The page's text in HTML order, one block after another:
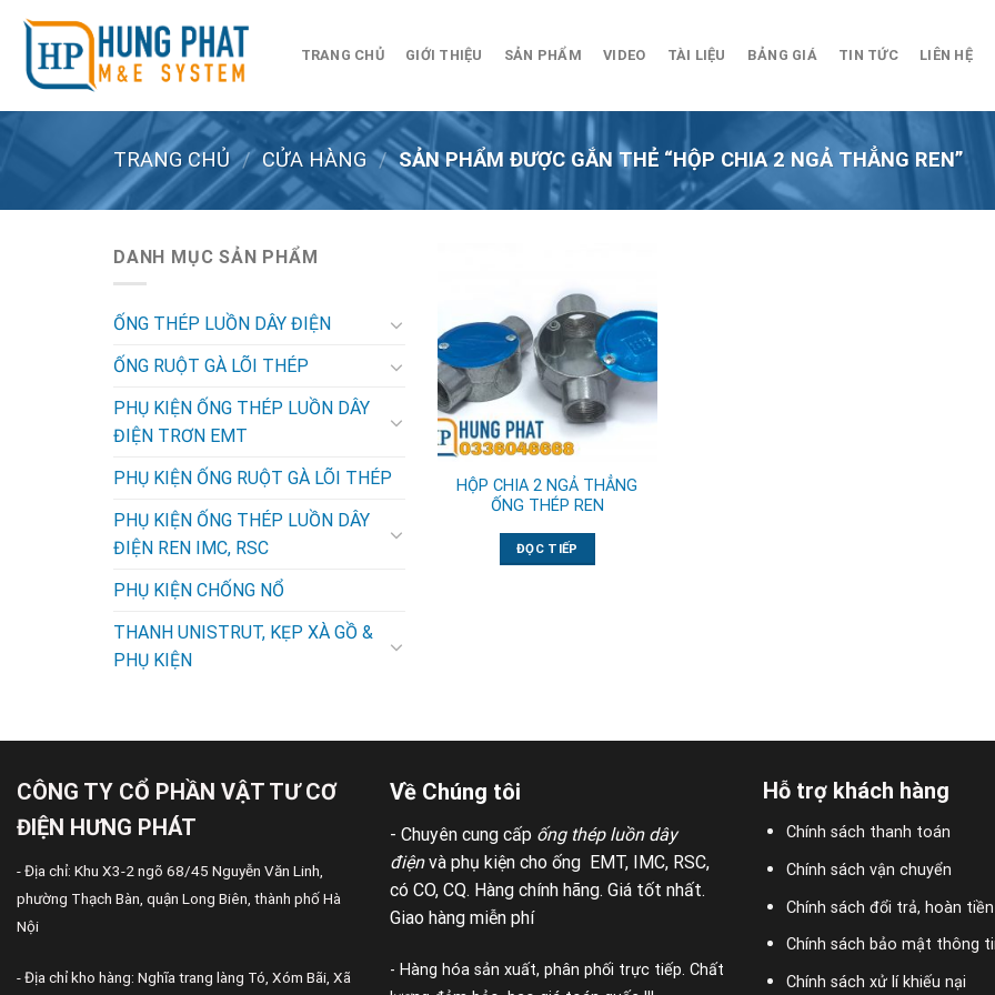
Skip
content
TRANG CHỦ GIỚI THIỆU SẢN PHẨM VIDEO TÀI LIỆU BẢNG GIÁ TIN TỨC LIÊN HỆ
TRANG CHỦ / CỬA HÀNG / SẢN PHẨM ĐƯỢC GẮN THẺ “HỘP CHIA 2 NGẢ THẲNG REN”
DANH MỤC SẢN PHẨM
ỐNG THÉP LUỒN DÂY ĐIỆN
ỐNG RUỘT GÀ LÕI THÉP
PHỤ KIỆN ỐNG THÉP LUỒN DÂY
ĐIỆN TRƠN EMT
PHỤ KIỆN ỐNG RUỘT GÀ LÕI THÉP
PHỤ KIỆN ỐNG THÉP LUỒN DÂY
ĐIỆN REN IMC, RSC
PHỤ KIỆN CHỐNG NỔ
THANH UNISTRUT, KẸP XÀ GỒ &
PHỤ KIỆN
HỘP CHIA 2 NGẢ THẲNG
ỐNG THÉP REN
ĐỌC TIẾP
CÔNG TY CỔ PHẦN VẬT TƯ CƠ
ĐIỆN HƯNG PHÁT
- Địa chỉ: Khu X3-2 ngõ 68/45 Nguyễn Văn Linh,
phường Thạch Bàn, quận Long Biên, thành phố Hà
Nội
- Địa chỉ kho hàng: Nghĩa trang làng Tó, Xóm Bãi, Xã
Về Chúng tôi
- Chuyên cung cấp ống thép luồn dây
điệnvà phụ kiện cho ống EMT, IMC, RSC,
có CO, CQ. Hàng chính hãng. Giá tốt nhất.
Giao hàng miễn phí
- Hàng hóa sản xuất, phân phối trực tiếp. Chất
Hỗ trợ khách hàng
Chính sách thanh toán
Chính sách vận chuyển
Chính sách đổi trả, hoàn tiền
Chính sách bảo mật thông
Chính sách xử lí khiếu nại